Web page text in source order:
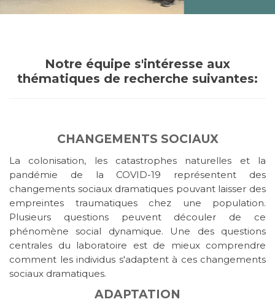
Notre équipe s'intéresse aux
thématiques de recherche suivantes:
CHANGEMENTS SOCIAUX
La colonisation, les catastrophes naturelles et la
pandémie de la COVID-19 représentent des
changements sociaux dramatiques pouvant laisser des
empreintes traumatiques chez une population.
Plusieurs questions peuvent découler de ce
phénomène social dynamique. Une des questions
centrales du laboratoire est de mieux comprendre
comment les individus s'adaptent à ces changements
sociaux dramatiques.
ADAPTATION